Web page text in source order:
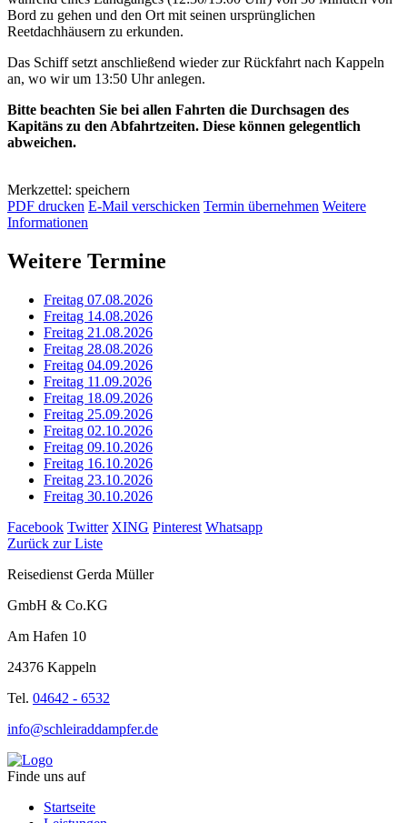
Bord zu gehen und den Ort mit seinen ursprünglichen
Reetdachhäusern zu erkunden.
Das Schiff setzt anschließend wieder zur Rückfahrt nach Kappeln
an, wo wir um 13:50 Uhr anlegen.
Bitte beachten Sie bei allen Fahrten die Durchsagen des
Kapitäns zu den Abfahrtzeiten. Diese können gelegentlich
abweichen.
Merkzettel: speichern
PDF drucken E-Mail verschicken Termin übernehmen Weitere
Informationen
Weitere Termine
Freitag 07.08.2026
Freitag 14.08.2026
Freitag 21.08.2026
Freitag 28.08.2026
Freitag 04.09.2026
Freitag 11.09.2026
Freitag 18.09.2026
Freitag 25.09.2026
Freitag 02.10.2026
Freitag 09.10.2026
Freitag 16.10.2026
Freitag 23.10.2026
Freitag 30.10.2026
Facebook Twitter XING Pinterest Whatsapp
Zurück zur Liste
Reisedienst Gerda Müller
GmbH & Co.KG
Am Hafen 10
24376 Kappeln
Tel. 04642 - 6532
info@schleiraddampfer.de
Finde uns auf
Startseite